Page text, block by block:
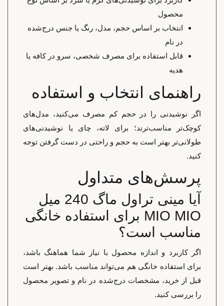
محصول
انتخاب بر اساس حجم، مدل، رنگ یا جنس درج‌شده
در نام
قابل استفاده برای مصرف شخصی، سرو در کافه یا
هدیه
راهنمای انتخاب و استفاده
اگر نوشیدنی را در حجم کم مصرف می‌کنید، مدل‌های
کوچک‌تر مناسب‌ترند؛ برای لاته، چای یا نوشیدنی‌های
طولانی‌تر بهتر است به حجم و راحتی در دست گرفتن توجه
کنید.
پرسش‌های متداول
آیا مینی تراول ماگ 240 میل
MIO MIO برای استفاده خانگی
مناسب است؟
اگر کاربرد و اندازه محصول با نیاز شما هماهنگ باشد،
برای استفاده خانگی هم می‌تواند مناسب باشد. بهتر است
قبل از خرید، مشخصات درج‌شده در نام و تصویر محصول
را بررسی کنید.